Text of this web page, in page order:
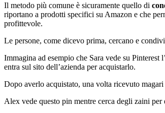
Il metodo più comune è sicuramente quello di
riportano a prodotti specifici su Amazon e che
profittevole.
Le persone, come dicevo prima, cercano e
Immagina ad esempio che Sara vede su
entra sul sito dell’azienda per acquistarlo.
Dopo averlo acquistato, una volta ricevuto
Alex vede questo pin mentre cerca degli zaini per